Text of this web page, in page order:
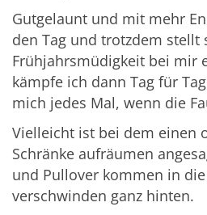
Gutgelaunt und mit mehr
den Tag und trotzdem stellt
Frühjahrsmüdigkeit bei mir
kämpfe ich dann Tag für
mich jedes Mal, wenn die
Vielleicht ist bei dem einen
Schränke aufräumen
und Pullover kommen in
verschwinden ganz hinten.